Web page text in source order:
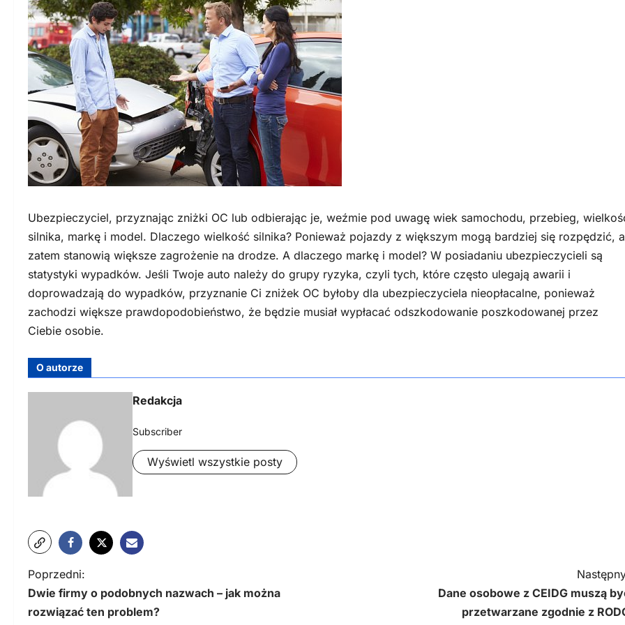
Ubezpieczyciel, przyznając zniżki OC lub odbierając je, weźmie pod uwagę wiek samochodu, przebieg,
silnika, markę i model. Dlaczego wielkość silnika? Ponieważ pojazdy z większym mogą bardziej się rozpędzić, a
zatem stanowią większe zagrożenie na drodze. A dlaczego markę i model? W posiadaniu ubezpieczycieli są
statystyki wypadków. Jeśli Twoje auto należy do grupy ryzyka, czyli tych, które często ulegają awarii i
doprowadzają do wypadków, przyznanie Ci zniżek OC byłoby dla ubezpieczyciela nieopłacalne, ponieważ
zachodzi większe prawdopodobieństwo, że będzie musiał wypłacać odszkodowanie poszkodowanej przez
Ciebie osobie.
O autorze
Redakcja
Subscriber
Wyświetl wszystkie posty
N
a
Poprzedni:
Dwie firmy o podobnych nazwach – jak można
rozwiązać ten problem?
Dane osobowe z CEIDG muszą
przetwarzane zgodnie z